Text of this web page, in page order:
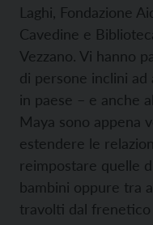
Laghi, Fondazione
Cavedine e
Vezzano. Vi hanno
di persone inclini
in paese – e anche
Maya sono appena
estendere le
reimpostare quelle
bambini oppure tra
travolti dal